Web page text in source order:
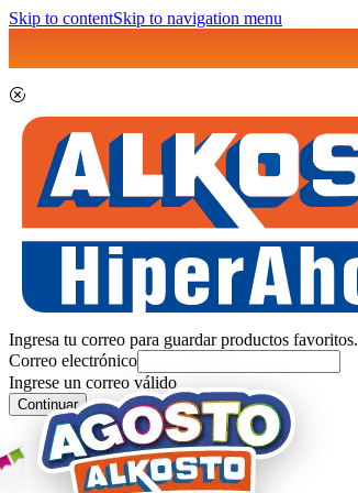
Skip to contentSkip to navigation menu
Ingresa tu correo para guardar productos favoritos.
Correo electrónico
Ingrese un correo válido
Continuar